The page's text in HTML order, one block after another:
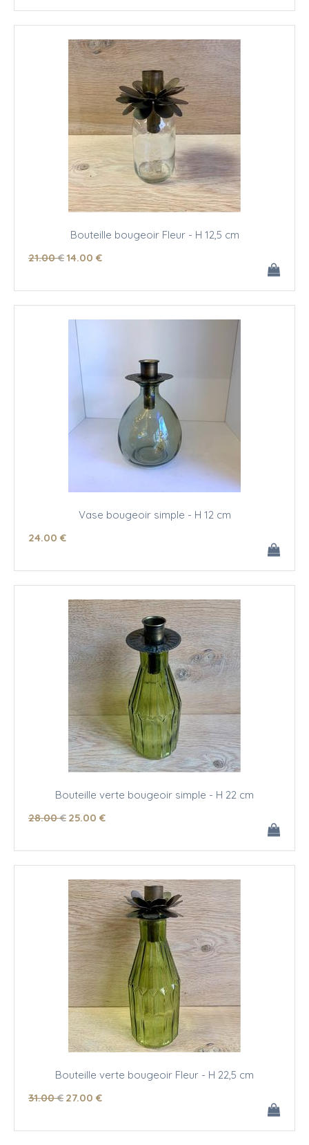
Bouteille bougeoir Fleur - H 12,5 cm
21.00 €14.00 €
Vase bougeoir simple - H 12 cm
24.00 €
Bouteille verte bougeoir simple - H 22 cm
28.00 € 25.00 €
Bouteille verte bougeoir Fleur - H 22,5 cm
31.00 € 27.00 €